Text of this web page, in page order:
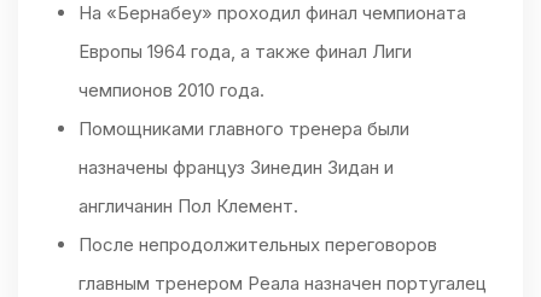
На «Бернабеу» проходил финал чемпионата
Европы 1964 года, а также финал Лиги
чемпионов 2010 года.
Помощниками главного тренера были
назначены француз Зинедин Зидан и
англичанин Пол Клемент.
После непродолжительных переговоров
главным тренером Реала назначен португалец